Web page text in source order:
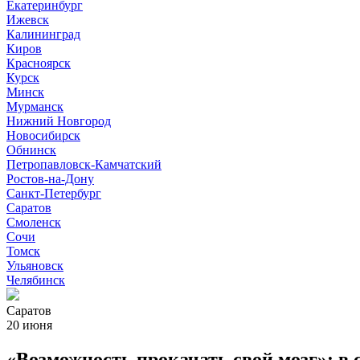
Екатеринбург
Ижевск
Калининград
Киров
Красноярск
Курск
Минск
Мурманск
Нижний Новгород
Новосибирск
Обнинск
Петропавловск-Камчатский
Ростов-на-Дону
Санкт-Петербург
Саратов
Смоленск
Сочи
Томск
Ульяновск
Челябинск
Саратов
20 июня